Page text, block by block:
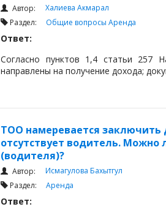
Автор: Халиева Акмарал
Раздел: Общие вопросы Аренда
Ответ:
Согласно пунктов 1,4 статьи 257
направлены на получение дохода;
ТОО намеревается заключить
отсутствует водитель. Можно
(водителя)?
Автор: Исмагулова Бахытгул
Раздел: Аренда
Ответ: